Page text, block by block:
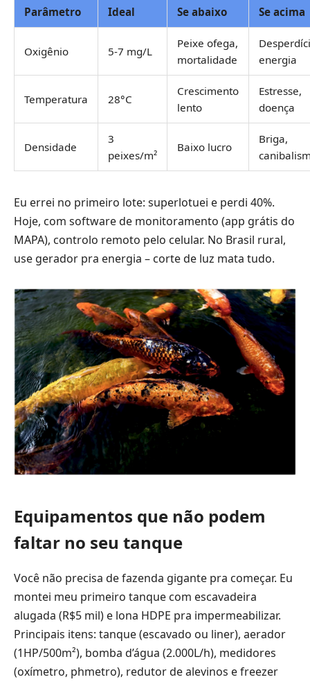
Parâmetro Ideal Se abaixo Se acima
Oxigênio 5-7 mg/L
Peixe ofega,
mortalidade
energia
Temperatura 28°C
Crescimento
lento
Estresse,
doença
Densidade
3
peixes/m²
Baixo lucro
Briga,
Eu errei no primeiro lote: superlotuei e perdi 40%.
Hoje, com software de monitoramento (app grátis do
MAPA), controlo remoto pelo celular. No Brasil rural,
use gerador pra energia – corte de luz mata tudo.
Equipamentos que não podem
faltar no seu tanque
Você não precisa de fazenda gigante pra começar. Eu
montei meu primeiro tanque com escavadeira
alugada (R$5 mil) e lona HDPE pra impermeabilizar.
Principais itens: tanque (escavado ou liner), aerador
(1HP/500m²), bomba d’água (2.000L/h), medidores
(oxímetro, phmetro), redutor de alevinos e freezer